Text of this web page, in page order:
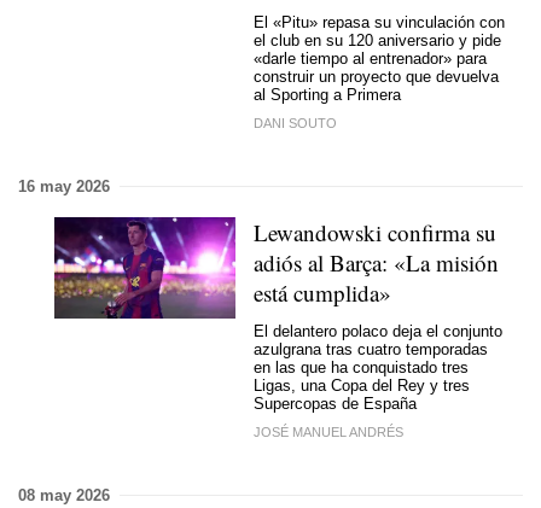
El «Pitu» repasa su vinculación con
el club en su 120 aniversario y pide
«darle tiempo al entrenador» para
construir un proyecto que devuelva
al Sporting a Primera
DANI SOUTO
16 may 2026
Lewandowski confirma su
adiós al Barça: «La misión
está cumplida»
El delantero polaco deja el conjunto
azulgrana tras cuatro temporadas
en las que ha conquistado tres
Ligas, una Copa del Rey y tres
Supercopas de España
JOSÉ MANUEL ANDRÉS
08 may 2026